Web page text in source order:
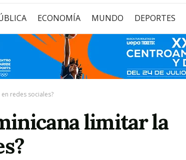
ECONOMÍA MUNDO DEPORTES
redes sociales?
limitar la